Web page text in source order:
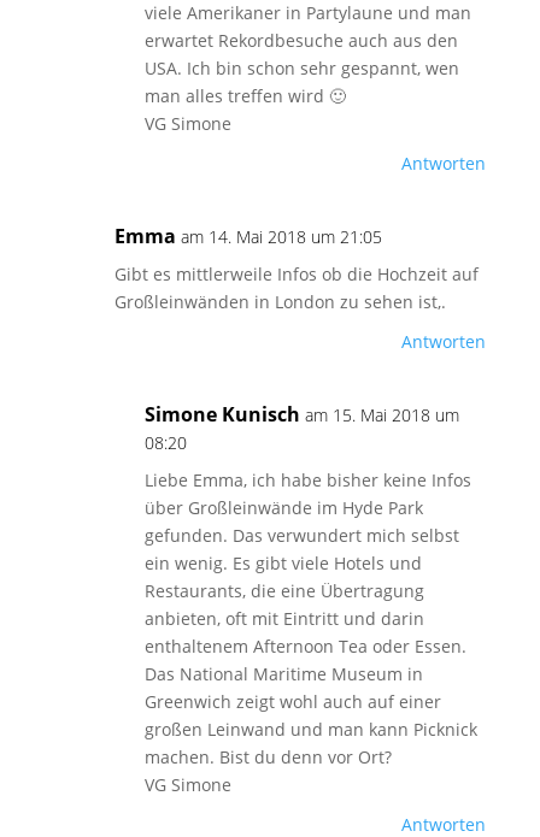
viele Amerikaner in Partylaune und man
erwartet Rekordbesuche auch aus den
USA. Ich bin schon sehr gespannt, wen
man alles treffen wird 🙂
VG Simone
Antworten
Emma am 14. Mai 2018 um 21:05
Gibt es mittlerweile Infos ob die Hochzeit auf
Großleinwänden in London zu sehen ist,.
Antworten
Simone Kunisch am 15. Mai 2018 um
08:20
Liebe Emma, ich habe bisher keine Infos
über Großleinwände im Hyde Park
gefunden. Das verwundert mich selbst
ein wenig. Es gibt viele Hotels und
Restaurants, die eine Übertragung
anbieten, oft mit Eintritt und darin
enthaltenem Afternoon Tea oder Essen.
Das National Maritime Museum in
Greenwich zeigt wohl auch auf einer
großen Leinwand und man kann Picknick
machen. Bist du denn vor Ort?
VG Simone
Antworten